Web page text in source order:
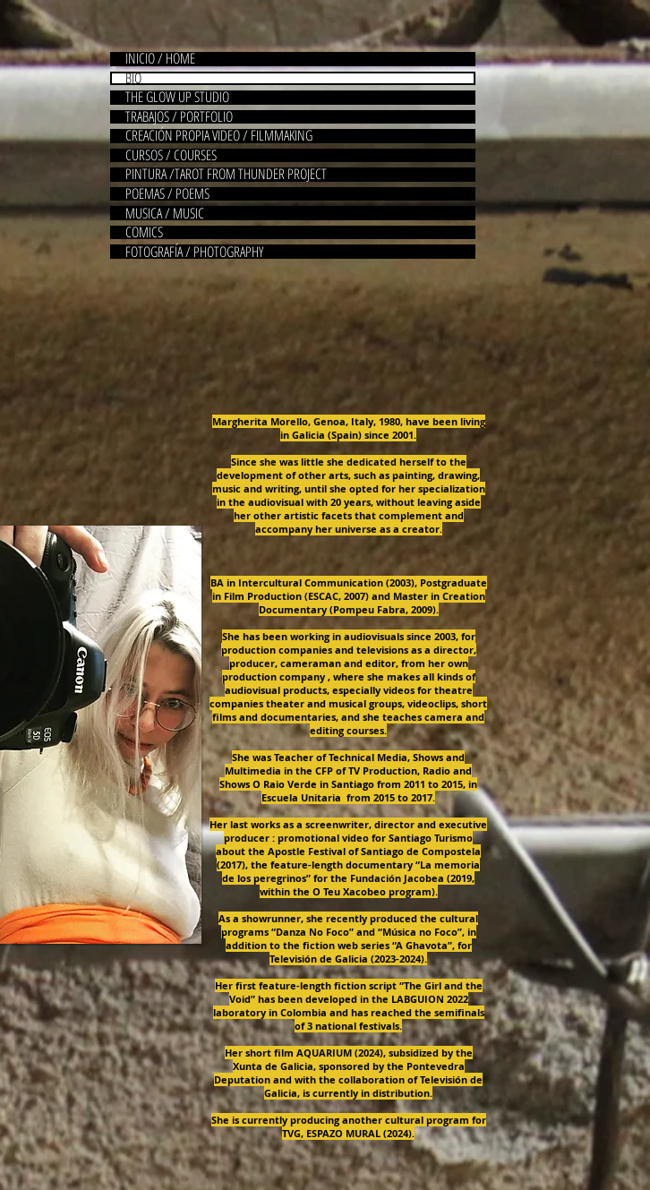
INICIO / HOME
BIO
THE GLOW UP STUDIO
TRABAJOS / PORTFOLIO
CREACIÓN PROPIA VIDEO / FILMMAKING
CURSOS / COURSES
PINTURA /TAROT FROM THUNDER PROJECT
POEMAS / POEMS
MUSICA / MUSIC
COMICS
FOTOGRAFÍA / PHOTOGRAPHY
Margherita Morello, Genoa, Italy, 1980, have been living
in Galicia (Spain) since 2001.
Since she was little she dedicated herself to the
development of other arts, such as painting, drawing,
music and writing, until she opted for her specialization
in the audiovisual with 20 years, without leaving aside
her other artistic facets that complement and
accompany her universe as a creator.
BA in Intercultural Communication (2003), Postgraduate
in Film Production (ESCAC, 2007) and Master in Creation
Documentary (Pompeu Fabra, 2009).
She has been working in audiovisuals since 2003, for
production companies and televisions as a director,
producer, cameraman and editor, from her own
production company , where she makes all kinds of
audiovisual products, especially videos for theatre
companies theater and musical groups, videoclips, short
films and documentaries, and she teaches camera and
editing courses.
She was Teacher of Technical Media, Shows and
Multimedia in the CFP of TV Production, Radio and
Shows O Raio Verde in Santiago from 2011 to 2015, in
Escuela Unitaria from 2015 to 2017.
Her last works as a screenwriter, director and executive
producer : promotional video for Santiago Turismo
about the Apostle Festival of Santiago de Compostela
(2017), the feature-length documentary “La memoria
de los peregrinos” for the Fundación Jacobea (2019,
within the O Teu Xacobeo program).
As a showrunner, she recently produced the cultural
programs “Danza No Foco” and “Música no Foco”, in
addition to the fiction web series “A Ghavota”, for
Televisión de Galicia (2023-2024).
Her first feature-length fiction script “The Girl and the
Void” has been developed in the LABGUION 2022
laboratory in Colombia and has reached the semifinals
of 3 national festivals.
Her short film AQUARIUM (2024), subsidized by the
Xunta de Galicia, sponsored by the Pontevedra
Deputation and with the collaboration of Televisión de
Galicia, is currently in distribution.
She is currently producing another cultural program for
TVG, ESPAZO MURAL (2024).